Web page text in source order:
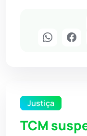
Justiça
TCM